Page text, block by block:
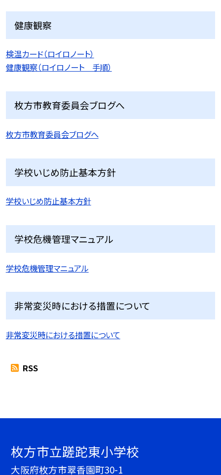
健康観察
検温カード（ロイロノート）
健康観察（ロイロノート 手順）
枚方市教育委員会ブログへ
枚方市教育委員会ブログへ
学校いじめ防止基本方針
学校いじめ防止基本方針
学校危機管理マニュアル
学校危機管理マニュアル
非常変災時における措置について
非常変災時における措置について
RSS
枚方市立蹉跎東小学校
大阪府枚方市翠香園町30-1